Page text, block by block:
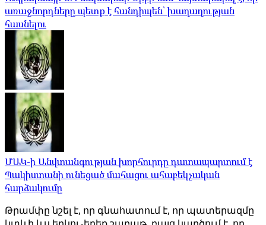
առաջնորդները պետք է հանդիպեն՝ խաղաղության
հասնելու
ՄԱԿ-ի Անվտանգության խորհուրդը դատապարտում է
Պակիստանի ունեցած մահացու ահաբեկչական
հարձակումը
Թրամփը նշել է, որ գնահատում է, որ պատերազմը